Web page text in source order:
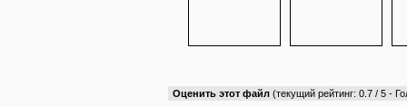
Оценить этот файл (текущий рейтинг: 0.7 / 5 -